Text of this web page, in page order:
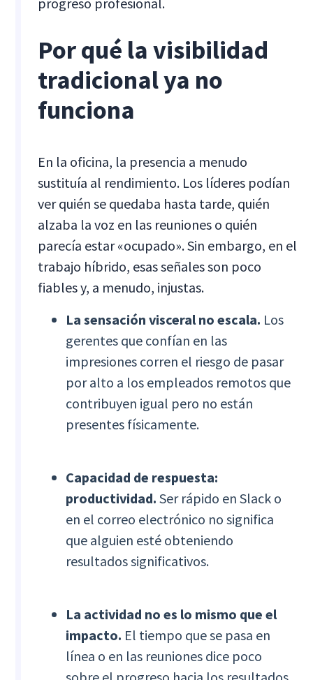
Por qué la visibilidad
tradicional ya no
funciona
En la oficina, la presencia a menudo
sustituía al rendimiento. Los líderes podían
ver quién se quedaba hasta tarde, quién
alzaba la voz en las reuniones o quién
parecía estar «ocupado». Sin embargo, en el
trabajo híbrido, esas señales son poco
fiables y, a menudo, injustas.
La sensación visceral no escala. Los
gerentes que confían en las
impresiones corren el riesgo de pasar
por alto a los empleados remotos que
contribuyen igual pero no están
presentes físicamente.
Capacidad de respuesta:
productividad. Ser rápido en Slack o
en el correo electrónico no significa
que alguien esté obteniendo
resultados significativos.
La actividad no es lo mismo que el
impacto. El tiempo que se pasa en
línea o en las reuniones dice poco